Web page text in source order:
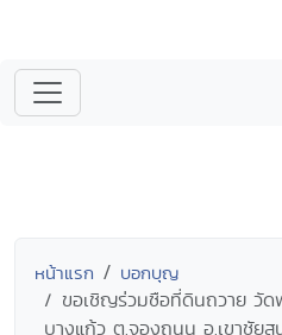
หน้าแรก บอกบุญ
ขอเชิญร่วมซือที่ดินถวาย วัด
บางแก้ว ต.จองถนน อ.เขาชัย